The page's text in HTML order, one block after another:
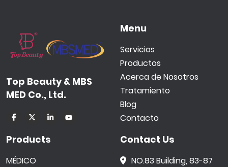
Top Beauty & MBS
MED Co., Ltd.
Menu
Servicios
Productos
Acerca de Nosotros
Tratamiento
Blog
Contacto
Products
MÉDICO
Contact Us
NO.83 Building, 83-87